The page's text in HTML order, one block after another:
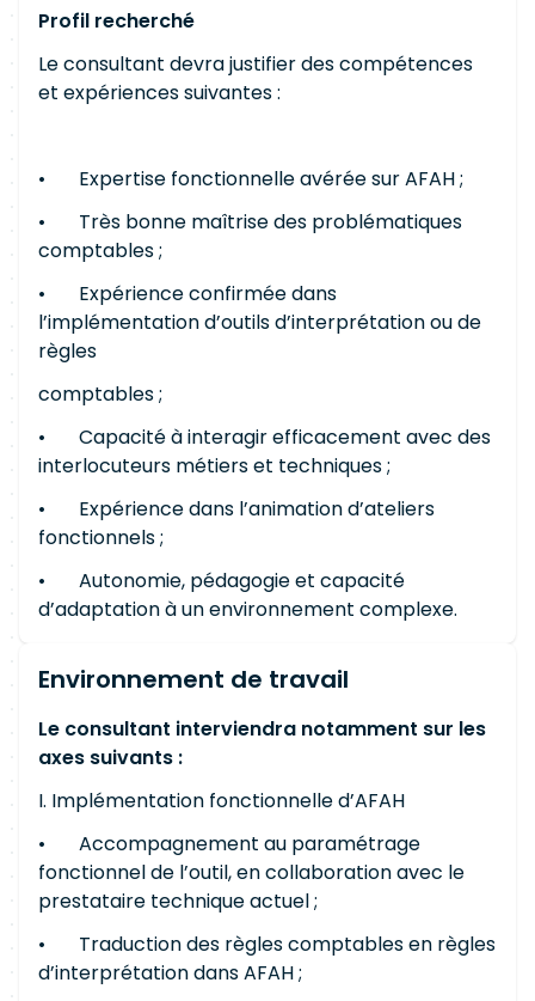
Profil recherché
Le consultant devra justifier des compétences
et expériences suivantes :
• Expertise fonctionnelle avérée sur AFAH ;
• Très bonne maîtrise des problématiques
comptables ;
• Expérience confirmée dans
l’implémentation d’outils d’interprétation ou de
règles
comptables ;
• Capacité à interagir efficacement avec des
interlocuteurs métiers et techniques ;
• Expérience dans l’animation d’ateliers
fonctionnels ;
• Autonomie, pédagogie et capacité
d’adaptation à un environnement complexe.
Environnement de travail
Le consultant interviendra notamment sur les
axes suivants :
I. Implémentation fonctionnelle d’AFAH
• Accompagnement au paramétrage
fonctionnel de l’outil, en collaboration avec le
prestataire technique actuel ;
• Traduction des règles comptables en règles
d’interprétation dans AFAH ;